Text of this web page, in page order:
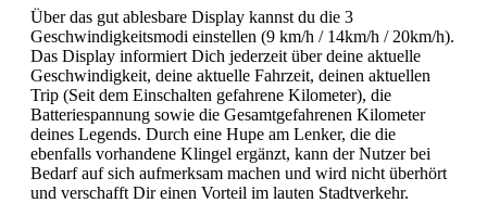
Über das gut ablesbare Display kannst du die 3
Geschwindigkeitsmodi einstellen (9 km/h / 14km/h / 20km/h).
Das Display informiert Dich jederzeit über deine aktuelle
Geschwindigkeit, deine aktuelle Fahrzeit, deinen aktuellen
Trip (Seit dem Einschalten gefahrene Kilometer), die
Batteriespannung sowie die Gesamtgefahrenen Kilometer
deines Legends. Durch eine Hupe am Lenker, die die
ebenfalls vorhandene Klingel ergänzt, kann der Nutzer bei
Bedarf auf sich aufmerksam machen und wird nicht überhört
und verschafft Dir einen Vorteil im lauten Stadtverkehr.